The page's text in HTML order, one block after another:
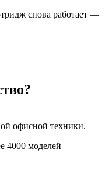
снова работает —
офисной техники.
4000 моделей